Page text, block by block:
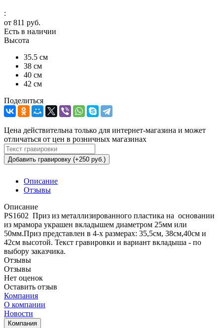
:
от 811 руб.
Есть в наличии
Высота
35.5 см
38 см
40 см
42 см
Поделиться
Цена действительна только для интернет-магазина и может
отличаться от цен в розничных магазинах
Добавить гравировку (+250 руб.)
Описание
Отзывы
Описание
PS1602 Приз из металлизированного пластика на основании
из мрамора украшен вкладышем диаметром 25мм или
50мм.Приз представлен в 4-х размерах: 35,5см, 38см,40см и
42см высотой. Текст гравировки и вариант вкладыша - по
выбору заказчика.
Отзывы
Отзывы
Нет оценок
Оставить отзыв
Компания
О компании
Новости
Компания